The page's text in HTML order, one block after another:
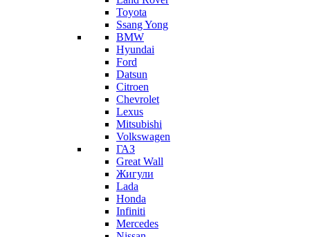
Toyota
Ssang Yong
BMW
Hyundai
Ford
Datsun
Citroen
Chevrolet
Lexus
Mitsubishi
Volkswagen
ГАЗ
Great Wall
Жигули
Lada
Honda
Infiniti
Mercedes